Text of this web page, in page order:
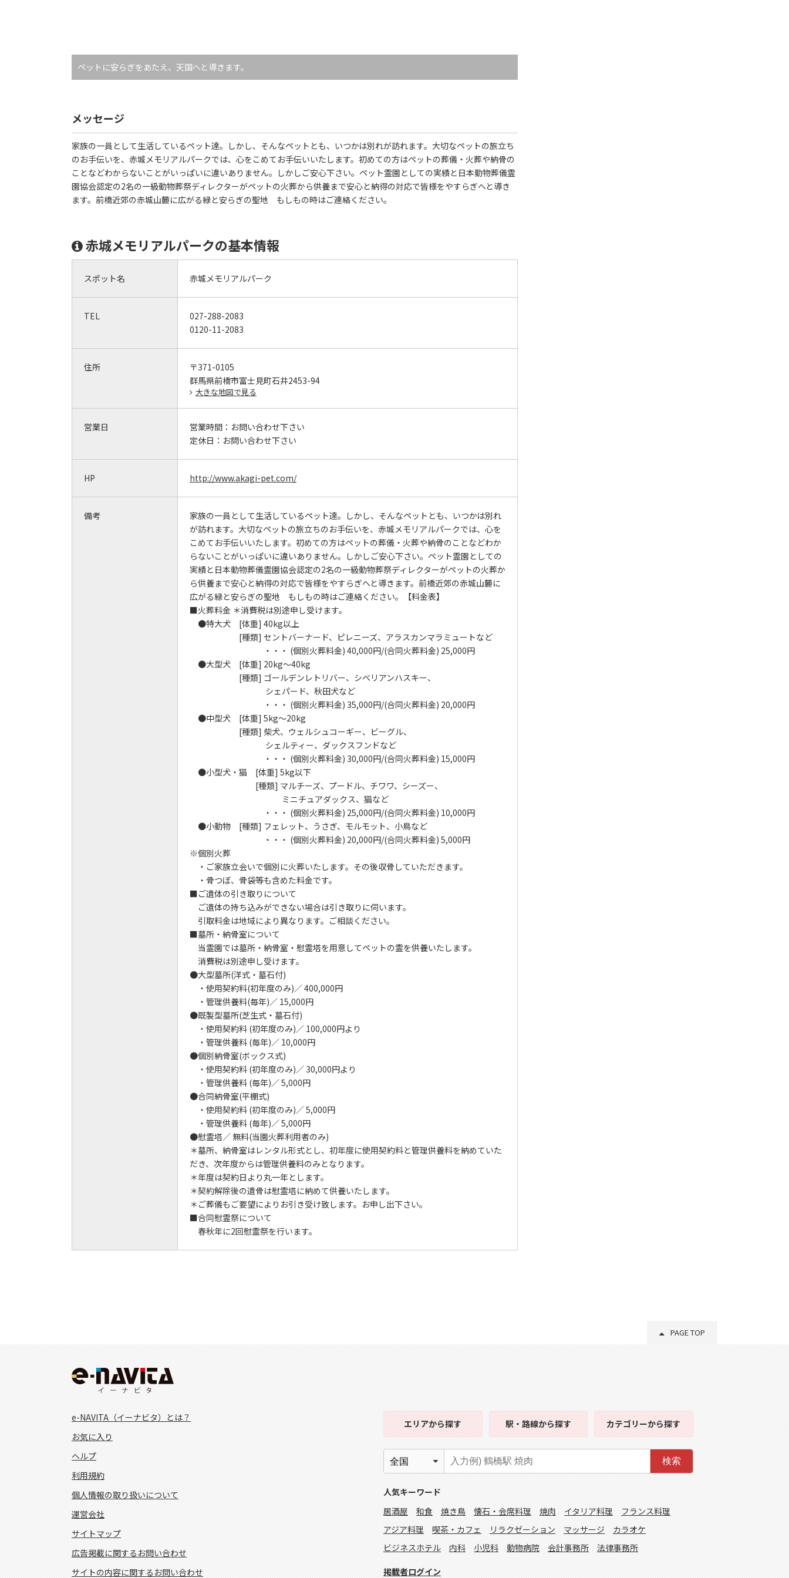
ペットに安らぎをあたえ、天国へと導きます。
メッセージ
家族の一員として生活しているペット達。しかし、そんなペットとも、いつかは別れが訪れます。大切なペットの旅立ち
のお手伝いを、赤城メモリアルパークでは、心をこめてお手伝いいたします。初めての方はペットの葬儀・火葬や納骨の
ことなどわからないことがいっぱいに違いありません。しかしご安心下さい。ペット霊園としての実績と日本動物葬儀霊
園協会認定の2名の一級動物葬祭ディレクターがペットの火葬から供養まで安心と納得の対応で皆様をやすらぎへと導き
ます。前橋近郊の赤城山麓に広がる緑と安らぎの聖地 もしもの時はご連絡ください。
赤城メモリアルパークの基本情報
スポット名 赤城メモリアルパーク
TEL
027-288-2083
0120-11-2083
住所
〒371-0105
群馬県前橋市富士見町石井2453-94
大きな地図で見る
営業日 営業時間： お問い合わせ下さい
定休日： お問い合わせ下さい
HP http://www.akagi-pet.com/
備考
家族の一員として生活しているペット達。しかし、そんなペットとも、いつかは別れ
が訪れます。大切なペットの旅立ちのお手伝いを、赤城メモリアルパークでは、心を
こめてお手伝いいたします。初めての方はペットの葬儀・火葬や納骨のことなどわか
らないことがいっぱいに違いありません。しかしご安心下さい。ペット霊園としての
実績と日本動物葬儀霊園協会認定の2名の一級動物葬祭ディレクターがペットの火葬か
ら供養まで安心と納得の対応で皆様をやすらぎへと導きます。前橋近郊の赤城山麓に
広がる緑と安らぎの聖地 もしもの時はご連絡ください。【料金表】
■火葬料金 ＊消費税は別途申し受けます。
●特大犬 [体重] 40kg以上
[種類] セントバーナード、ピレニーズ、アラスカンマラミュートなど
・・・ (個別火葬料金) 40,000円/(合同火葬料金) 25,000円
●大型犬 [体重] 20kg～40kg
[種類] ゴールデンレトリバー、シベリアンハスキー、
シェパード、秋田犬など
・・・ (個別火葬料金) 35,000円/(合同火葬料金) 20,000円
●中型犬 [体重] 5kg～20kg
[種類] 柴犬、ウェルシュコーギー、ビーグル、
シェルティー、ダックスフンドなど
・・・ (個別火葬料金) 30,000円/(合同火葬料金) 15,000円
●小型犬・猫 [体重] 5kg以下
[種類] マルチーズ、プードル、チワワ、シーズー、
ミニチュアダックス、猫など
・・・ (個別火葬料金) 25,000円/(合同火葬料金) 10,000円
●小動物 [種類] フェレット、うさぎ、モルモット、小鳥など
・・・ (個別火葬料金) 20,000円/(合同火葬料金) 5,000円
※個別火葬
・ご家族立会いで個別に火葬いたします。その後収骨していただきます。
・骨つぼ、骨袋等も含めた料金です。
■ご遺体の引き取りについて
ご遺体の持ち込みができない場合は引き取りに伺います。
引取料金は地域により異なります。ご相談ください。
■墓所・納骨室について
当霊園では墓所・納骨室・慰霊塔を用意してペットの霊を供養いたします。
消費税は別途申し受けます。
●大型墓所(洋式・墓石付)
・使用契約料(初年度のみ)／ 400,000円
・管理供養料(毎年)／ 15,000円
●既製型墓所(芝生式・墓石付)
・使用契約料 (初年度のみ)／ 100,000円より
・管理供養料 (毎年)／ 10,000円
●個別納骨室(ボックス式)
・使用契約料 (初年度のみ)／ 30,000円より
・管理供養料 (毎年)／ 5,000円
●合同納骨室(平棚式)
・使用契約料 (初年度のみ)／ 5,000円
・管理供養料 (毎年)／ 5,000円
●慰霊塔／ 無料(当園火葬利用者のみ)
＊墓所、納骨室はレンタル形式とし、初年度に使用契約料と管理供養料を納めていた
だき、次年度からは管理供養料のみとなります。
＊年度は契約日より丸一年とします。
＊契約解除後の遺骨は慰霊塔に納めて供養いたします。
＊ご葬儀もご要望によりお引き受け致します。お申し出下さい。
■合同慰霊祭について
春秋年に2回慰霊祭を行います。
PAGE TOP
e-NAVITA（イーナビタ）とは？
お気に入り
ヘルプ
利用規約
個人情報の取り扱いについて
運営会社
サイトマップ
広告掲載に関するお問い合わせ
サイトの内容に関するお問い合わせ
エリアから探す 駅・路線から探す カテゴリーから探す
検索
人気キーワード
居酒屋
和食 焼き鳥 懐石・会席料理 焼肉 イタリア料理
フランス料理
アジア料理
喫茶・カフェ リラクゼーション マッサージ
カラオケ
ビジネスホテル
内科 小児科 動物病院 会計事務所 法律事務所
掲載者ログイン